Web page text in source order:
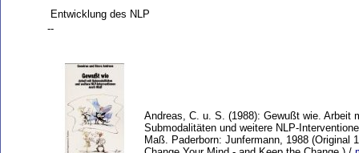
Entwicklung des NLP
--
Andreas, C. u. S. (1988): Gewußt wie. Arbeit
Submodalitäten und weitere NLP-
Maß. Paderborn: Junfermann, 1988 (Original